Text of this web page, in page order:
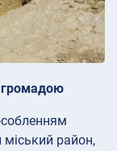
громадою
міський район,